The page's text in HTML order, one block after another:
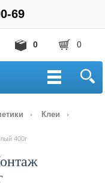
69
0
0
Клеи
400г